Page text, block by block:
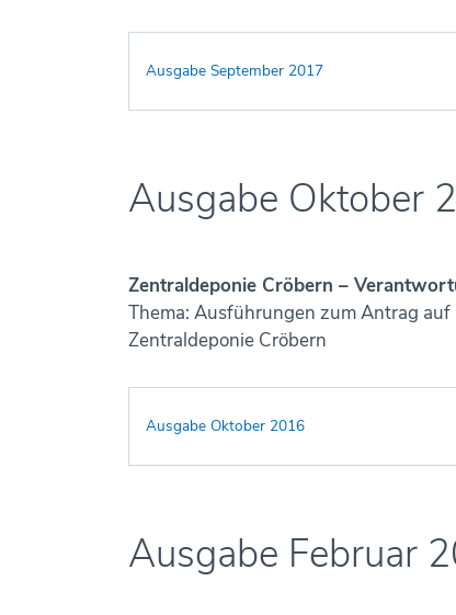
Ausgabe September 2017
Ausgabe Oktober
Zentraldeponie Cröbern –
Thema: Ausführungen zum Antrag
Zentraldeponie Cröbern
Ausgabe Oktober 2016
Ausgabe Februar